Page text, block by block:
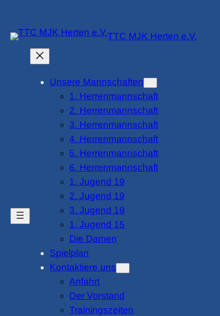
springen
TTC MJK Herten e.V.
Unsere Mannschaften
1. Herrenmannschaft
2. Herrenmannschaft
3. Herrenmannschaft
4. Herrenmannschaft
5. Herrenmannschaft
6. Herrenmannschaft
1. Jugend 19
2. Jugend 19
3. Jugend 19
1. Jugend 15
Die Damen
Spielplan
Kontaktiere uns
Anfahrt
Der Vorstand
Trainingszeiten